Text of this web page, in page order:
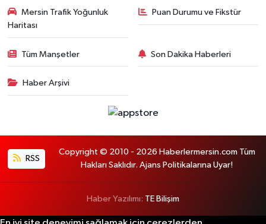
Mersin Trafik Yoğunluk
Haritası
Puan Durumu ve Fikstür
Tüm Manşetler Son Dakika Haberleri
Haber Arşivi
RSS
Copyright © 2010 - 2026 Haberlermersin.com Tüm
Hakları Saklıdır. Ajans Politikalarına Uyar!
Haber Yazılımı: TE Bilişim